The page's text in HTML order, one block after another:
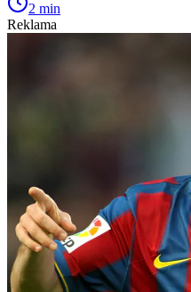
2 min
Reklama